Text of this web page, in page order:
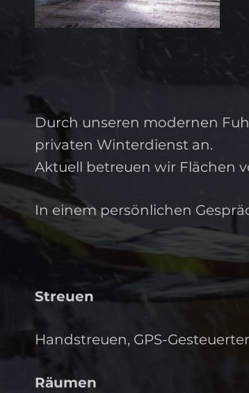
Durch unseren modernen
privaten Winterdienst an.
Aktuell betreuen wir Flächen
In einem persönlichen
Streuen
Handstreuen, GPS-
Räumen